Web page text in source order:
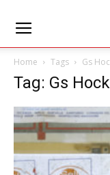
Home Tags Gs
Tag: Gs